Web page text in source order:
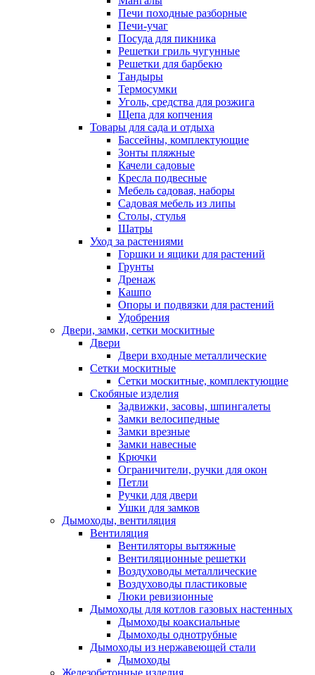
Печи походные разборные
Печи-учаг
Посуда для пикника
Решетки гриль чугунные
Решетки для барбекю
Тандыры
Термосумки
Уголь, средства для розжига
Щепа для копчения
Товары для сада и отдыха
Бассейны, комплектующие
Зонты пляжные
Качели садовые
Кресла подвесные
Мебель садовая, наборы
Садовая мебель из липы
Столы, стулья
Шатры
Уход за растениями
Горшки и ящики для растений
Грунты
Дренаж
Кашпо
Опоры и подвязки для растений
Удобрения
Двери, замки, сетки москитные
Двери
Двери входные металлические
Сетки москитные
Сетки москитные, комплектующие
Скобяные изделия
Задвижки, засовы, шпингалеты
Замки велосипедные
Замки врезные
Замки навесные
Крючки
Ограничители, ручки для окон
Петли
Ручки для двери
Ушки для замков
Дымоходы, вентиляция
Вентиляция
Вентиляторы вытяжные
Вентиляционные решетки
Воздуховоды металлические
Воздуховоды пластиковые
Люки ревизионные
Дымоходы для котлов газовых настенных
Дымоходы коаксиальные
Дымоходы однотрубные
Дымоходы из нержавеющей стали
Дымоходы
Железобетонные изделия